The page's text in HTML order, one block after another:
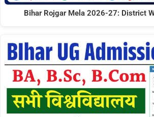
Bihar Rojgar Mela 2026-27: District